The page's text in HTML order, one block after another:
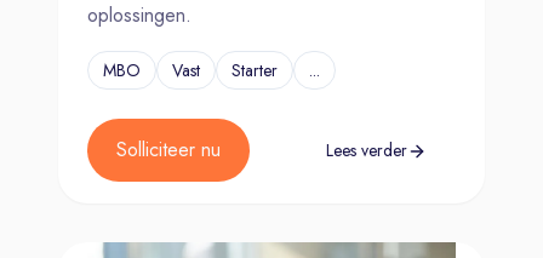
oplossingen.
MBO Vast Starter ...
Solliciteer nu Lees verder